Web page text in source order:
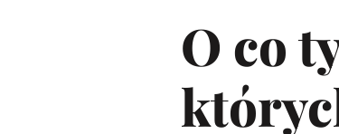
O co